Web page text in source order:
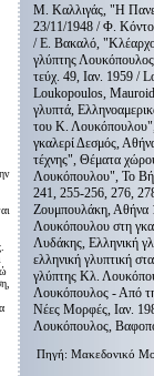
Μ. Καλλιγάς, "Η
23/11/1948 / Φ.
/ Ε. Βακαλό,
γλύπτης
τεύχ. 49, Ιαν. 1959 /
Loukopoulos,
γλυπτά,
του Κ.
γκαλερί Δεσμός,
τέχνης", Θέματα
Λουκόπουλου", Το
241, 255-256, 276,
Ζουμπουλάκη, Αθήνα
Λουκόπουλου στη
Λυδάκης, Ελληνική
ελληνική γλυπτική
γλύπτης Κλ.
Λουκόπουλος - Από
Νέες Μορφές, Ιαν.
Λουκόπουλος,
Πηγή: Μακεδονικό